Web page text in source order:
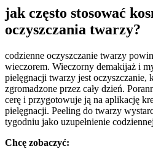
jak często stosować
oczyszczania twarzy?
codzienne oczyszczanie twarzy
wieczorem. Wieczorny demakijaż i
pielęgnacji twarzy jest oczyszczanie,
zgromadzone przez cały dzień.
cerę i przygotowuje ją na aplikację
pielęgnacji. Peeling do twarzy
tygodniu jako uzupełnienie
Chcę zobaczyć: